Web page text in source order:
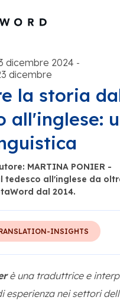
dicembre 2024 -
dicembre
la storia
all'inglese:
MARTINA PONIER -
tedesco all'inglese da
dal 2014.
INSIGHTS
è una traduttrice e
esperienza nei settori